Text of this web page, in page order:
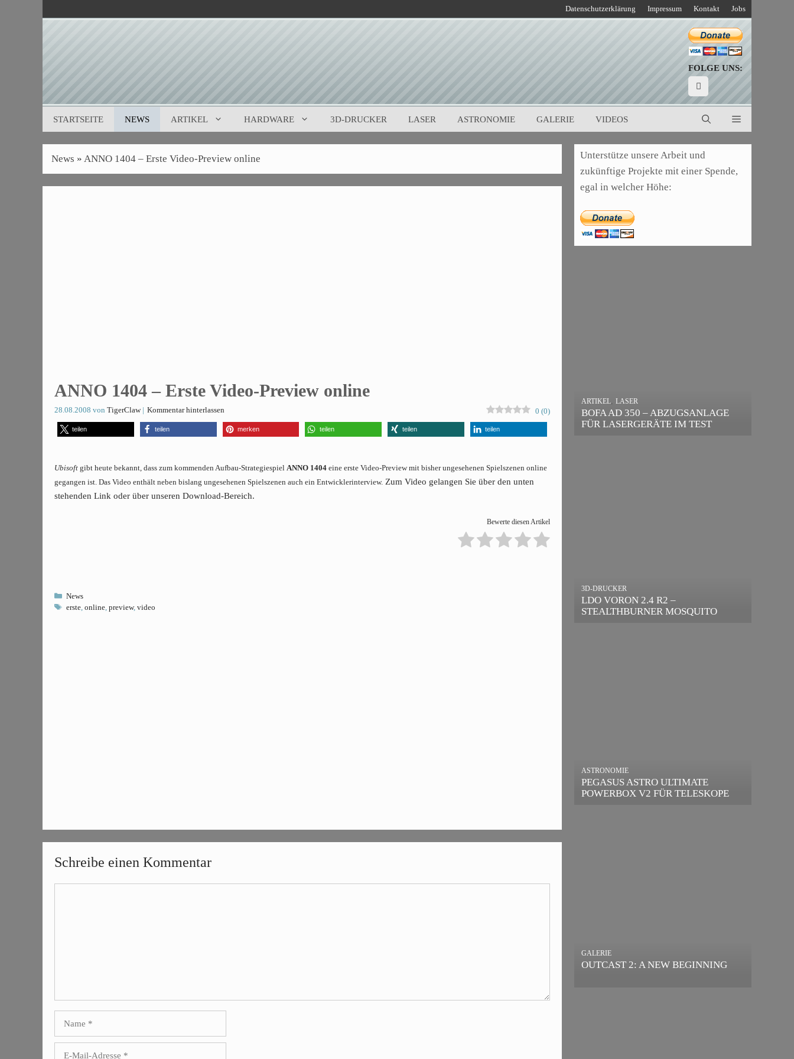
Datenschutzerklärung Impressum Kontakt Jobs
FOLGE UNS:
STARTSEITE NEWS ARTIKEL HARDWARE 3D-DRUCKER LASER ASTRONOMIE GALERIE VIDEOS
News » ANNO 1404 – Erste Video-Preview online
ANNO 1404 – Erste Video-Preview online
28.08.2008 von TigerClaw 0 (0)
Kommentar hinterlassen
teilen teilen merken teilen teilen teilen
Ubisoft gibt heute bekannt, dass zum kommenden Aufbau-Strategiespiel ANNO 1404 eine erste Video-Preview mit bisher ungesehenen Spielszenen online
gegangen ist. Das Video enthält neben bislang ungesehenen Spielszenen auch ein Entwicklerinterview. Zum Video gelangen Sie über den unten
stehenden Link oder über unseren Download-Bereich.
Bewerte diesen Artikel
Kategorien
News
Schlagwörter
erste ,online ,preview,video
Schreibe einen Kommentar
Unterstütze unsere Arbeit und
zukünftige Projekte mit einer Spende,
egal in welcher Höhe:
BOFA AD 350 – ABZUGSANLAGE
FÜR LASERGERÄTE IM TEST
ARTIKEL LASER
DIE BEDEUTENDSTEN SCHRITTE
ZUR ERFOLGREICHEN
ARTIKEL, SONSTIGE
LDO VORON 2.4 R2 –
STEALTHBURNER MOSQUITO
3D-DRUCKER
PEGASUS ASTRO ULTIMATE
POWERBOX V2 FÜR TELESKOPE
ASTRONOMIE
OUTCAST 2: A NEW BEGINNING
GALERIE